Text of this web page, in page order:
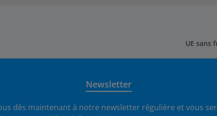
UE sans
Newsletter
dès maintenant à notre newsletter régulière et vous